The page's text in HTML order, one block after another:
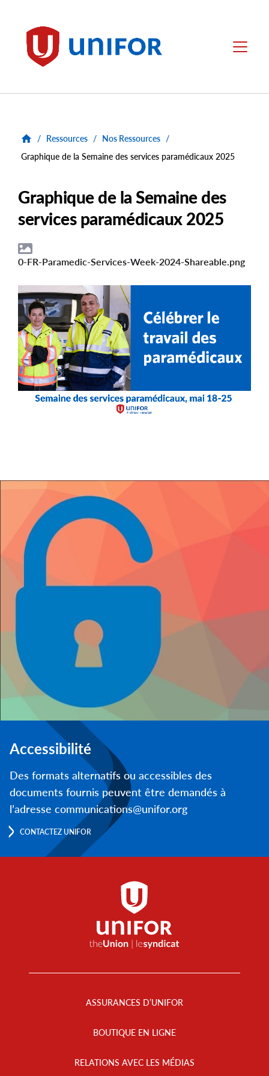
Unifor Menu
/ Ressources / Nos Ressources /
Graphique de la Semaine des services paramédicaux 2025
Graphique de la Semaine des
services paramédicaux 2025
File
Image
0-FR-Paramedic-Services-Week-2024-Shareable.png
Image
Accessibilité
Des formats alternatifs ou accessibles des
documents fournis peuvent être demandés à
l’adresse communications@unifor.org
CONTACTEZ UNIFOR
ASSURANCES D’UNIFOR
BOUTIQUE EN LIGNE
RELATIONS AVEC LES MÉDIAS